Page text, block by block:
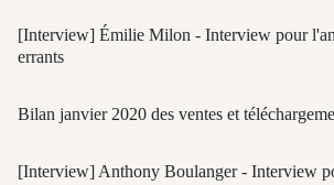
[Interview] Émilie Milon - Interview pour
errants
Bilan janvier 2020 des ventes et
[Interview] Anthony Boulanger - Interview